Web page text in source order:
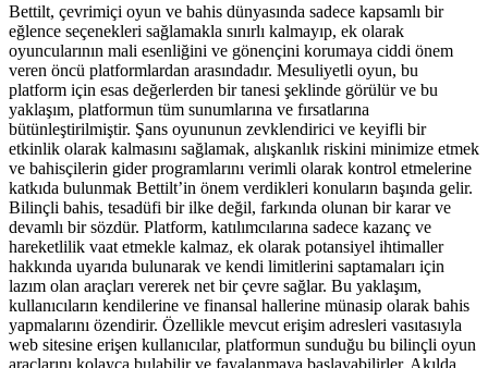
Bettilt, çevrimiçi oyun ve bahis dünyasında sadece kapsamlı bir
eğlence seçenekleri sağlamakla sınırlı kalmayıp, ek olarak
oyuncularının mali esenliğini ve gönençini korumaya ciddi önem
veren öncü platformlardan arasındadır. Mesuliyetli oyun, bu
platform için esas değerlerden bir tanesi şeklinde görülür ve bu
yaklaşım, platformun tüm sunumlarına ve fırsatlarına
bütünleştirilmiştir. Şans oyununun zevklendirici ve keyifli bir
etkinlik olarak kalmasını sağlamak, alışkanlık riskini minimize etmek
ve bahisçilerin gider programlarını verimli olarak kontrol etmelerine
katkıda bulunmak Bettilt’in önem verdikleri konuların başında gelir.
Bilinçli bahis, tesadüfi bir ilke değil, farkında olunan bir karar ve
devamlı bir sözdür. Platform, katılımcılarına sadece kazanç ve
hareketlilik vaat etmekle kalmaz, ek olarak potansiyel ihtimaller
hakkında uyarıda bulunarak ve kendi limitlerini saptamaları için
lazım olan araçları vererek net bir çevre sağlar. Bu yaklaşım,
kullanıcıların kendilerine ve finansal hallerine münasip olarak bahis
yapmalarını özendirir. Özellikle mevcut erişim adresleri vasıtasıyla
web sitesine erişen kullanıcılar, platformun sunduğu bu bilinçli oyun
araçlarını kolayca bulabilir ve fayalanmaya başlayabilirler. Akılda